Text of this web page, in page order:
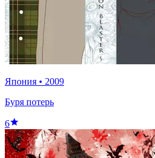
Япония • 2009
Буря потерь
6